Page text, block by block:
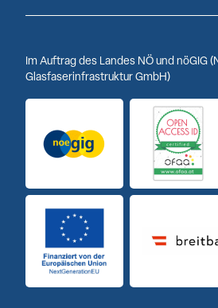
Im Auftrag des Landes NÖ und nöGIG
Glasfaserinfrastruktur GmbH)
Logo noeGIG Logo
Finanziert von der